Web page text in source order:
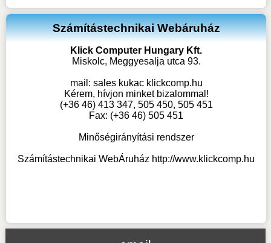
Számítástechnikai Webáruház
Klick Computer Hungary Kft.
Miskolc, Meggyesalja utca 93.
mail: sales kukac klickcomp.hu
Kérem, hívjon minket bizalommal!
(+36 46) 413 347, 505 450, 505 451
Fax: (+36 46) 505 451
Minőségirányítási rendszer
Számítástechnikai WebÁruház http://www.klickcomp.hu